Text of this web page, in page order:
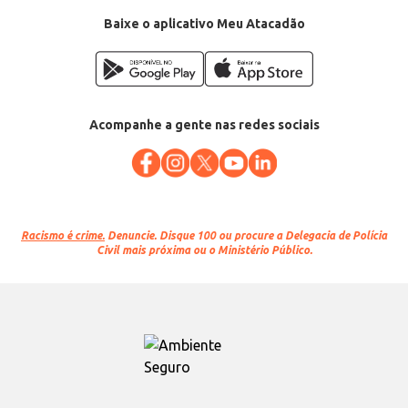
Baixe o aplicativo Meu Atacadão
Acompanhe a gente nas redes sociais
Racismo é crime. Denuncie. Disque 100 ou procure a Delegacia de Polícia
Civil mais próxima ou o Ministério Público.